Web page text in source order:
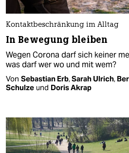
Kontaktbeschränkung im Alltag
In Bewegung bleiben
Wegen Corona darf sich keiner
was darf wer wo und mit wem?
Von Sebastian Erb,Sarah Ulrich,
Schulze und Doris Akrap